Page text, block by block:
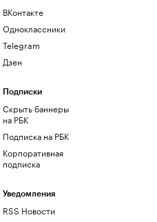
ВКонтакте
Одноклассники
Telegram
Дзен
Подписки
Скрыть баннеры
на РБК
Подписка на РБК
Корпоративная
подписка
Уведомления
RSS Новости